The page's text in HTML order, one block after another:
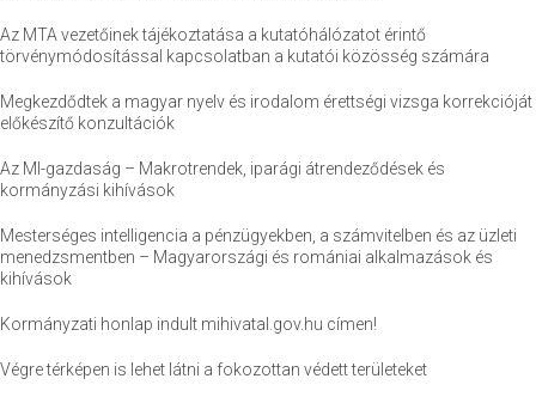
Az MTA vezetőinek tájékoztatása a kutatóhálózatot érintő
törvénymódosítással kapcsolatban a kutatói közösség számára
Megkezdődtek a magyar nyelv és irodalom érettségi vizsga korrekcióját
előkészítő konzultációk
Az MI-gazdaság – Makrotrendek, iparági átrendeződések és
kormányzási kihívások
Mesterséges intelligencia a pénzügyekben, a számvitelben és az üzleti
menedzsmentben – Magyarországi és romániai alkalmazások és
kihívások
Kormányzati honlap indult mihivatal.gov.hu címen!
Végre térképen is lehet látni a fokozottan védett területeket